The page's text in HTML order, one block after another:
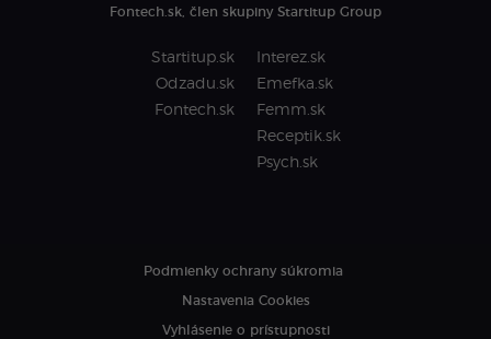
Fontech.sk, člen skupiny Startitup Group
Startitup.sk
Odzadu.sk
Fontech.sk
Interez.sk
Emefka.sk
Femm.sk
Receptik.sk
Psych.sk
Podmienky ochrany súkromia
Nastavenia Cookies
Vyhlásenie o prístupnosti